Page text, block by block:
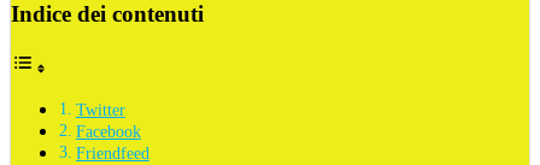
Indice dei contenuti
Twitter
Facebook
Friendfeed